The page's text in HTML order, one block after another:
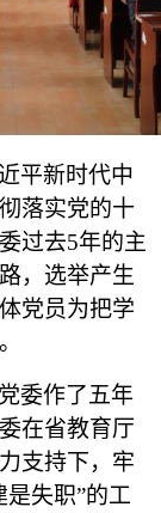
平新时代中
落实党的十
过去5年的主
，选举产生
党员为把学
委作了五年
在省教育厅
支持下，牢
失职”的工